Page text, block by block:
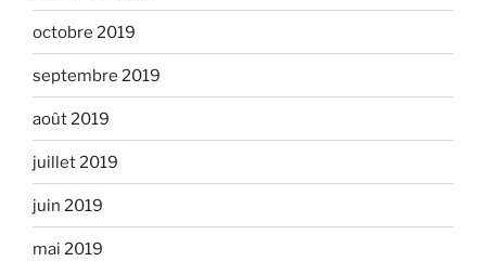
octobre 2019
septembre 2019
août 2019
juillet 2019
juin 2019
mai 2019